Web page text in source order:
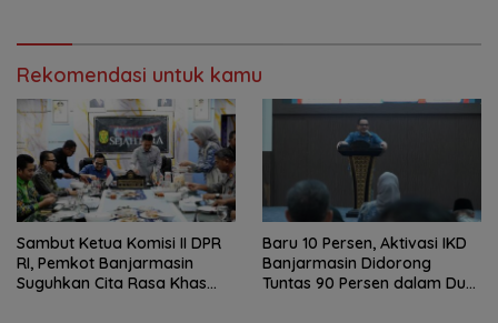
Rekomendasi untuk kamu
Sambut Ketua Komisi II DPR
RI, Pemkot Banjarmasin
Suguhkan Cita Rasa Khas
Baru 10 Persen, Aktivasi IKD
Banjarmasin Didorong
Tuntas 90 Persen dalam Dua